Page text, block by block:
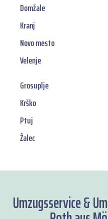
Domžale
Kranj
Novo mesto
Velenje
Grosuplje
Krško
Ptuj
Žalec
Umzugsservice &